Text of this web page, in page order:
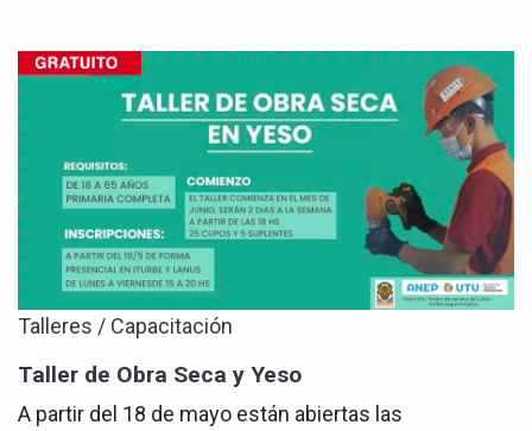
Talleres / Capacitación
Taller de Obra Seca y Yeso
A partir del 18 de mayo están abiertas las